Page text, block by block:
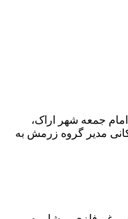
امام جمعه شهر اراک،
مدیر گروه زرمش به